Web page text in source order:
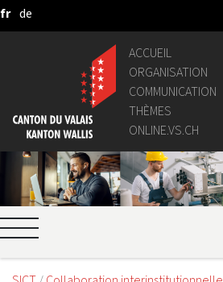
Saut au contenu principal
fr de
ACCUEIL
ORGANISATION
COMMUNICATION
THÈMES
ONLINE.VS.CH